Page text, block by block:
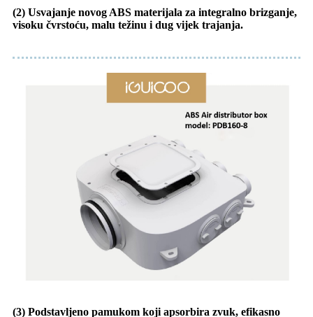
(2) Usvajanje novog ABS materijala za integralno brizganje,
visoku čvrstoću, malu težinu i dug vijek trajanja.
(3) Podstavljeno pamukom koji apsorbira zvuk, efikasno